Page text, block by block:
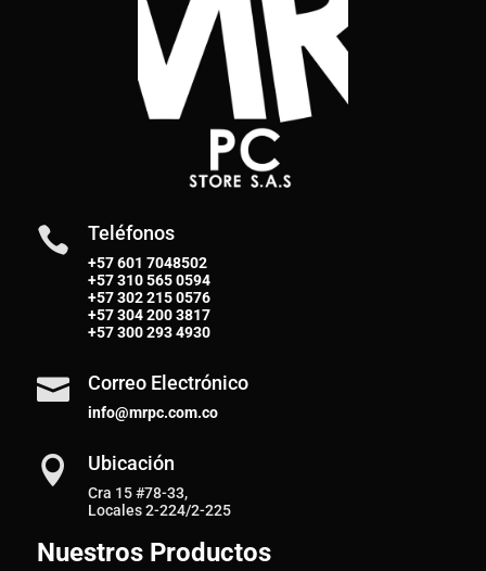
 Teléfonos
+57 601 7048502
+57310 565 0594
+57302 215 0576
+57304 200 3817
+57300 293 4930
 Correo Electrónico
info@mrpc.com.co
 Ubicación
Cra 15 #78-33,
Locales 2-224/2-225
Nuestros Productos